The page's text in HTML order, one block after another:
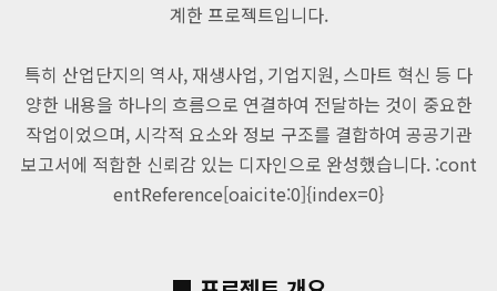
계한 프로젝트입니다.
특히 산업단지의 역사, 재생사업, 기업지원, 스마트 혁신 등 다
양한 내용을 하나의 흐름으로 연결하여 전달하는 것이 중요한
작업이었으며, 시각적 요소와 정보 구조를 결합하여 공공기관
보고서에 적합한 신뢰감 있는 디자인으로 완성했습니다. :cont
entReference[oaicite:0]{index=0}